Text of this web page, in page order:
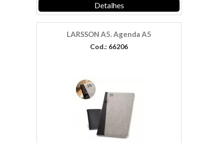
Detalhes
LARSSON A5. Agenda A5
Cod.: 66206